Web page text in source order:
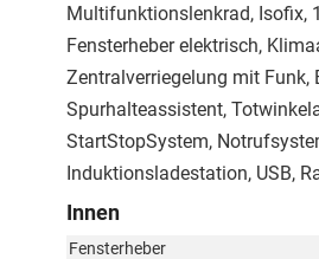
Multifunktionslenkrad, Isofix,
Fensterheber elektrisch,
Zentralverriegelung mit Funk,
Spurhalteassistent,
StartStopSystem,
Induktionsladestation, USB,
Innen
Fensterheber